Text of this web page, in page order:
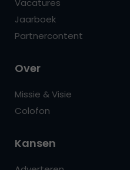
Jaarboek
Partnercontent
Over
Missie & Visie
Colofon
Kansen